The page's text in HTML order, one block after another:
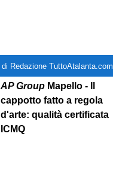
di Redazione TuttoAtalanta.com
AP Group Mapello - Il
cappotto fatto a regola
d'arte: qualità certificata
ICMQ